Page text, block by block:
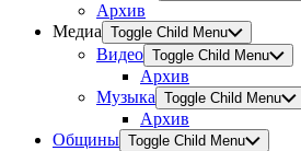
Архив
Медиа Toggle Child Menu
Видео Toggle Child Menu
Архив
Музыка Toggle Child Menu
Архив
Общины Toggle Child Menu